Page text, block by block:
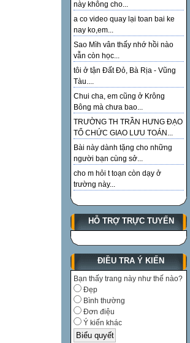
này không cho...
a co video quay lại toan bai ke
nay ko,em...
Sao Mìh vân thấy nhớ hồi nào
vẫn còn học...
tôi ở tận Đất Đỏ, Bà Rịa - Vũng
Tàu....
Chui cha, em cũng ở Krông
Bông mà chưa bao...
TRƯỜNG TH TRẦN HƯNG ĐẠO
TỔ CHỨC GIAO LƯU TOÁN...
Bài này dành tặng cho những
người bạn cùng sở...
cho m hỏi t toạn còn dạy ở
trường này...
HỖ TRỢ TRỰC TUYẾN
ĐIỀU TRA Ý KIẾN
Bạn thấy trang này như thế nào?
Đẹp
Bình thường
Đơn điệu
Ý kiến khác